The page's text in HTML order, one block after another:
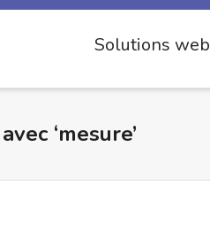
Solutions web
‘mesure’